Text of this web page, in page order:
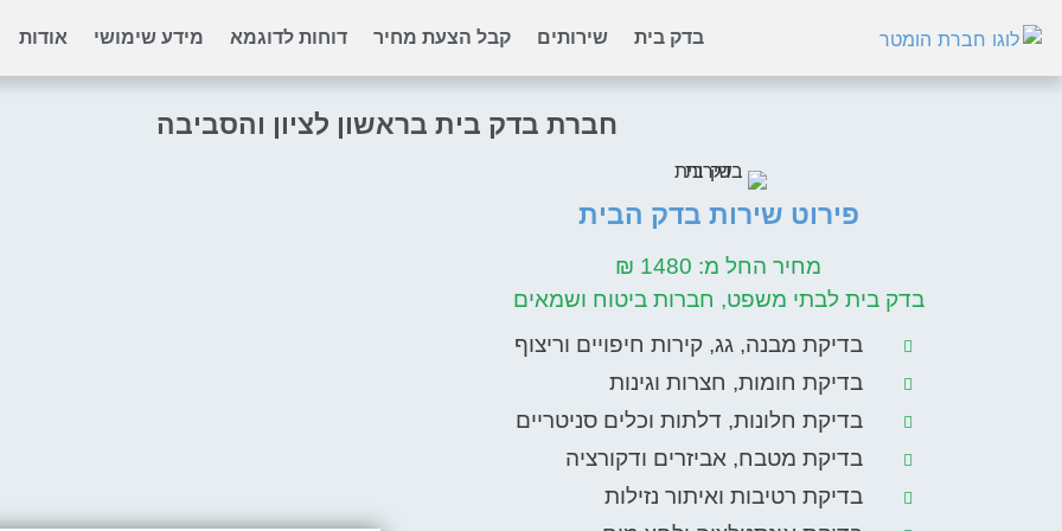
בדק בית שירותים קבל הצעת מחיר דוחות לדוגמא מידע שימושי אודות
חברת בדק בית בראשון לציון והסביבה
פירוט שירות בדק הבית
מחיר החל מ: 1480 ₪
בדק בית לבתי משפט, חברות ביטוח ושמאים
בדיקת מבנה, גג, קירות חיפויים וריצוף
בדיקת חומות, חצרות וגינות
בדיקת חלונות, דלתות וכלים סניטריים
בדיקת מטבח, אביזרים ודקורציה
בדיקת רטיבות ואיתור נזילות